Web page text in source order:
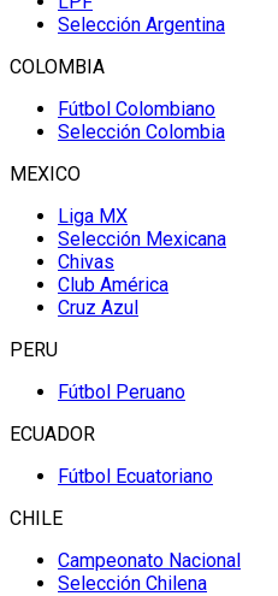
Selección Argentina
COLOMBIA
Fútbol Colombiano
Selección Colombia
MEXICO
Liga MX
Selección Mexicana
Chivas
Club América
Cruz Azul
PERU
Fútbol Peruano
ECUADOR
Fútbol Ecuatoriano
CHILE
Campeonato Nacional
Selección Chilena